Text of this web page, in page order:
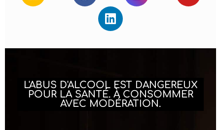
L'ABUS D'ALCOOL EST DANGEREUX
POUR LA SANTÉ. À CONSOMMER
AVEC MODÉRATION.